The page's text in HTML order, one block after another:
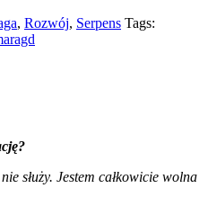
, Rozwój, Serpens Tags:
służy. Jestem całkowicie wolna